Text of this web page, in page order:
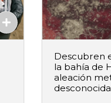
Descubren
la bahía de
aleación
desconocida